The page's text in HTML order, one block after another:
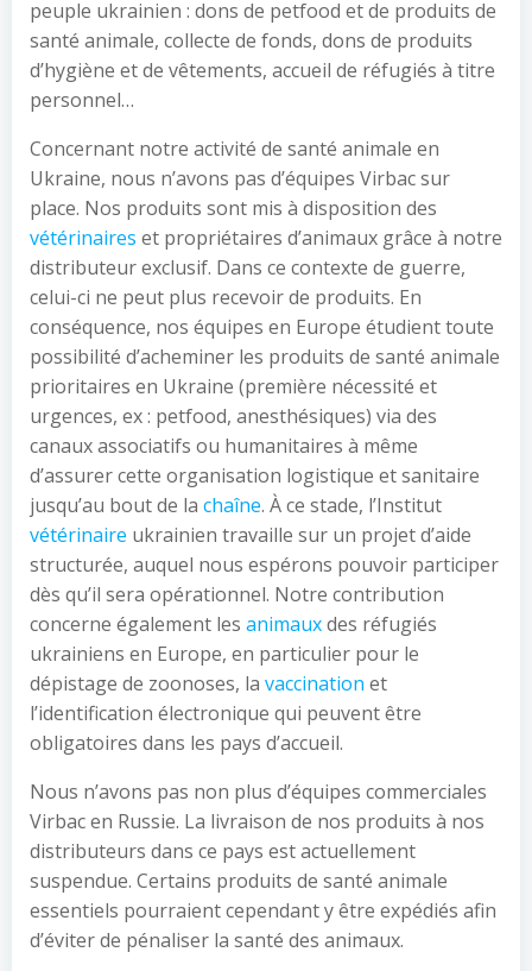
peuple ukrainien : dons de petfood et de produits de
santé animale, collecte de fonds, dons de produits
d’hygiène et de vêtements, accueil de réfugiés à titre
personnel…
Concernant notre activité de santé animale en
Ukraine, nous n’avons pas d’équipes Virbac sur
place. Nos produits sont mis à disposition des
vétérinaires et propriétaires d’animaux grâce à notre
distributeur exclusif. Dans ce contexte de guerre,
celui-ci ne peut plus recevoir de produits. En
conséquence, nos équipes en Europe étudient toute
possibilité d’acheminer les produits de santé animale
prioritaires en Ukraine (première nécessité et
urgences, ex : petfood, anesthésiques) via des
canaux associatifs ou humanitaires à même
d’assurer cette organisation logistique et sanitaire
jusqu’au bout de la chaîne. À ce stade, l’Institut
vétérinaire ukrainien travaille sur un projet d’aide
structurée, auquel nous espérons pouvoir participer
dès qu’il sera opérationnel. Notre contribution
concerne également les animauxdes réfugiés
ukrainiens en Europe, en particulier pour le
dépistage de zoonoses, la vaccination et
l’identification électronique qui peuvent être
obligatoires dans les pays d’accueil.
Nous n’avons pas non plus d’équipes commerciales
Virbac en Russie. La livraison de nos produits à nos
distributeurs dans ce pays est actuellement
suspendue. Certains produits de santé animale
essentiels pourraient cependant y être expédiés afin
d’éviter de pénaliser la santé des animaux.